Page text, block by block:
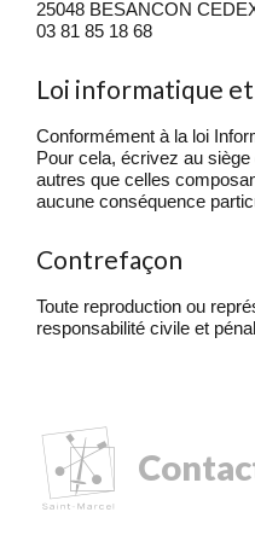
25048 BESANCON
03 81 85 18 68
Loi informatique
Conformément à la loi
Pour cela, écrivez au
autres que celles
aucune conséquence
Contrefaçon
Toute reproduction ou
responsabilité civile et